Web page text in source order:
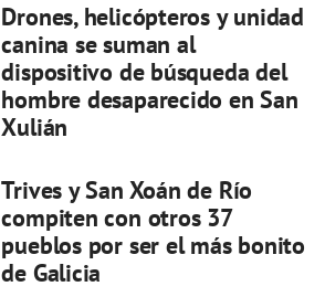
Drones, helicópteros y unidad
canina se suman al
dispositivo de búsqueda del
hombre desaparecido en San
Xulián
Trives y San Xoán de Río
compiten con otros 37
pueblos por ser el más bonito
de Galicia